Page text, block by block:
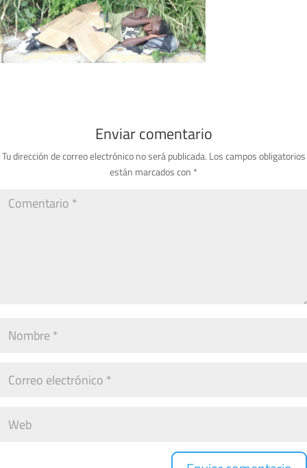
Enviar comentario
Tu dirección de correo electrónico no será publicada. Los campos obligatorios
están marcados con *